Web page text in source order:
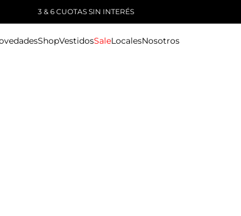
3 & 6 CUOTAS SIN INTERÉS
ShopVestidosSaleLocalesNosotros